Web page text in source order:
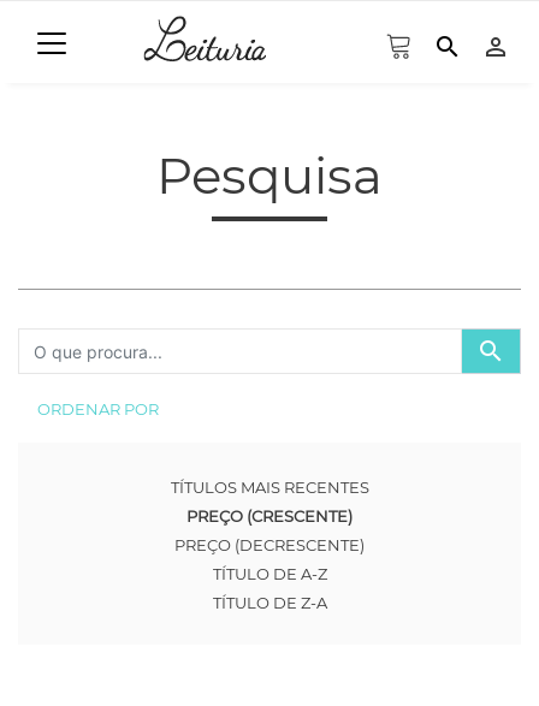
search person_outline
Pesquisa
search
ORDENAR POR
TÍTULOS MAIS RECENTES
PREÇO (CRESCENTE)
PREÇO (DECRESCENTE)
TÍTULO DE A-Z
TÍTULO DE Z-A